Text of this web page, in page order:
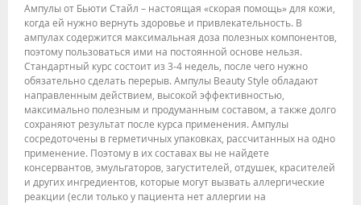
Ампулы от Бьюти Стайл – настоящая «скорая помощь» для кожи,
когда ей нужно вернуть здоровье и привлекательность. В
ампулах содержится максимальная доза полезных компонентов,
поэтому пользоваться ими на постоянной основе нельзя.
Стандартный курс состоит из 3-4 недель, после чего нужно
обязательно сделать перерыв. Ампулы Beauty Style обладают
направленным действием, высокой эффективностью,
максимально полезным и продуманным составом, а также долго
сохраняют результат после курса применения. Ампулы
сосредоточены в герметичных упаковках, рассчитанных на одно
применение. Поэтому в их составах вы не найдете
консервантов, эмульгаторов, загустителей, отдушек, красителей
и других ингредиентов, которые могут вызвать аллергические
реакции (если только у пациента нет аллергии на